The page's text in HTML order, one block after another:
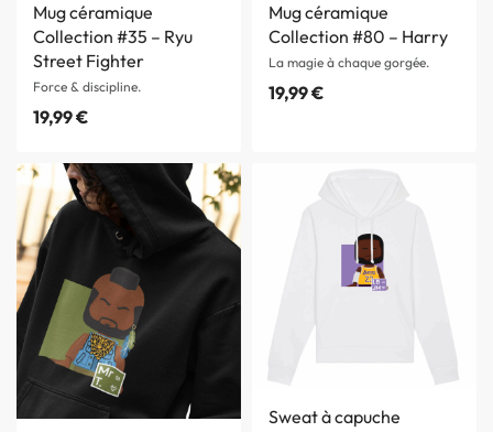
Mug céramique
Collection #35 – Ryu
Street Fighter
Force & discipline.
19,99€
Mug céramique
Collection #80 – Harry
La magie à chaque gorgée.
19,99€
Sweat à capuche